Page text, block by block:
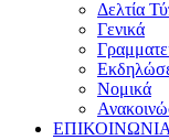
Δελτία
Γενικά
Νομικά
ΕΠΙΚΟΙΝΩΝΙΑ